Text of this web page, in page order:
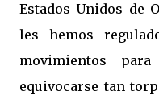
Estados Unidos de
les hemos
movimientos
equivocarse tan